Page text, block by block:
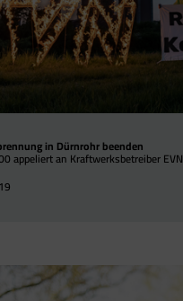
in Dürnrohr beenden
appeliert an Kraftwerksbetreiber EVN